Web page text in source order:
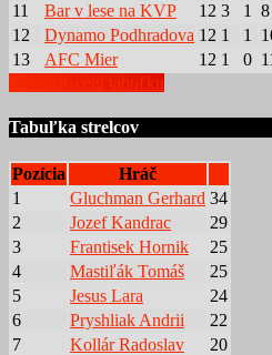
11
Bar v lese na KVP 12 3 1 8
12
Dynamo Podhradova 12 1 1
13
AFC Mier 12 1 0
Zobraziť celú tabuľku
Tabuľka strelcov
Pozícia
Hráč
1
Gluchman Gerhard 34
2
Jozef Kandrac
29
3
Frantisek Hornik
25
4
Mastiľák Tomáš
25
5
Jesus Lara
24
6
Pryshliak Andrii
22
7
Kollár Radoslav
20